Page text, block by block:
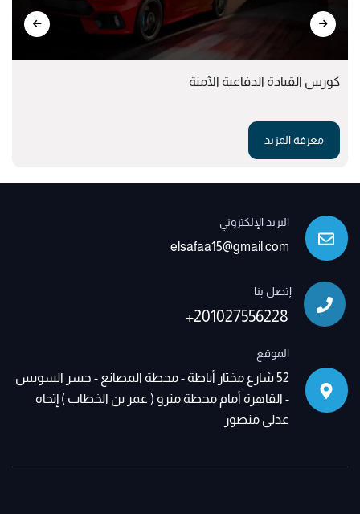
كورس القيادة الدفاعية الآمنة
معرفة المزيد
البريد الإلكتروني
elsafaa15@gmail.com
إتصل بنا
+201027556228
الموقع
52 شارع مختار أباطة - محطة المصانع - جسر السويس
- القاهرة أمام محطة مترو ( عمر بن الخطاب ) إتجاه
عدلى منصور